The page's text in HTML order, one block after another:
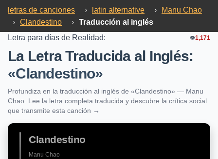
letras de canciones › latin alternative ›
Manu Chao
› Clandestino › Traducción al inglés
Letra para días de Realidad:
👁️1,171
La Letra Traducida al Inglés:
«Clandestino»
Profundiza en la traducción al inglés de «Clandestino» — Manu
Chao. Lee la letra completa traducida y descubre la crítica social
que transmite esta canción →
Clandestino
Manu Chao